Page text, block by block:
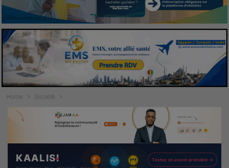
Home Société